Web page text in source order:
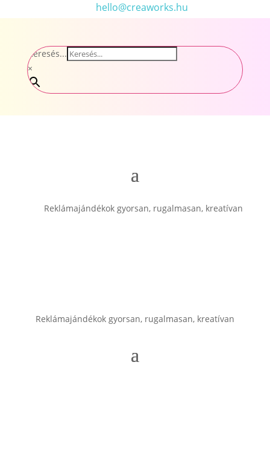
hello@creaworks.hu
Keresés...
×
Reklámajándékok gyorsan, rugalmasan, kreatívan
Reklámajándékok gyorsan, rugalmasan, kreatívan